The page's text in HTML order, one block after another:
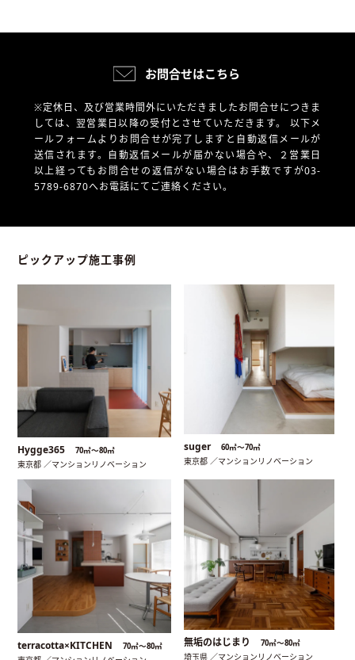
お問合せはこちら
※定休日、及び営業時間外にいただきましたお問合せにつきま
しては、翌営業日以降の受付とさせていただきます。 以下メ
ールフォームよりお問合せが完了しますと自動返信メールが
送信されます。自動返信メールが届かない場合や、
２営業日
以上経ってもお問合せの返信がない場合はお手数ですが03-
5789-6870へお電話にてご連絡ください。
ピックアップ施工事例
Hygge365 70㎡〜80㎡
東京都 ／マンションリノベーション
suger 60㎡〜70㎡
東京都 ／マンションリノベーション
terracotta×KITCHEN 70㎡〜80㎡ 無垢のはじまり 70㎡〜80㎡
埼玉県 ／マンションリノベーション